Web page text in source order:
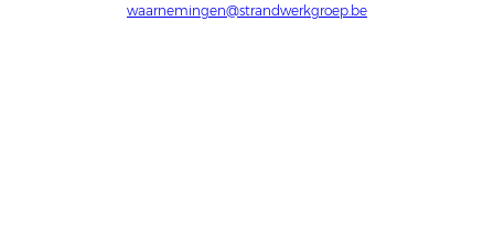
waarnemingen@strandwerkgroep.be